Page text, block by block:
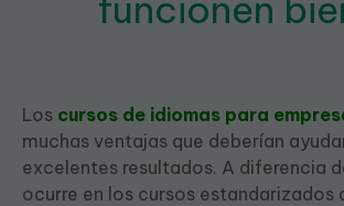
Los cursos de idiomas para
muchas ventajas que deberían
excelentes resultados. A diferencia
ocurre en los cursos estandarizados